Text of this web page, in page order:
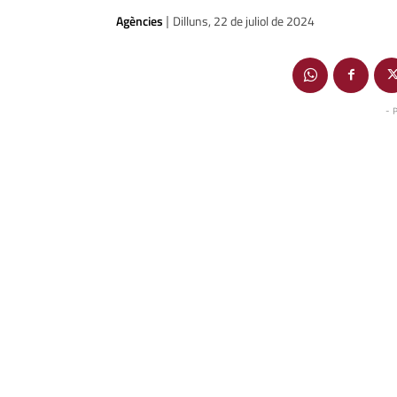
Agències | Dilluns, 22 de juliol de 2024
-